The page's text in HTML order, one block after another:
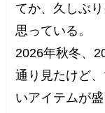
てか、久しぶ
思っている。
2026年秋冬、
通り見たけど
いアイテムが